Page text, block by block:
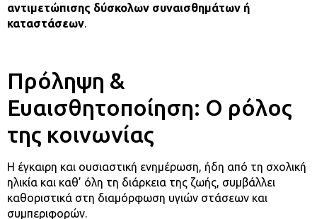
αντιμετώπισης δύσκολων συναισθημάτων ή
καταστάσεων.
Πρόληψη &
Ευαισθητοποίηση: Ο ρόλος
της κοινωνίας
Η έγκαιρη και ουσιαστική ενημέρωση, ήδη από τη σχολική
ηλικία και καθ’ όλη τη διάρκεια της ζωής, συμβάλλει
καθοριστικά στη διαμόρφωση υγιών στάσεων και
συμπεριφορών.